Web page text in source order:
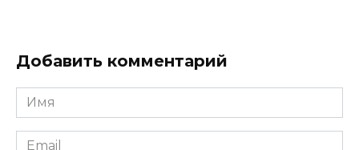
Добавить комментарий
Имя
*
Email